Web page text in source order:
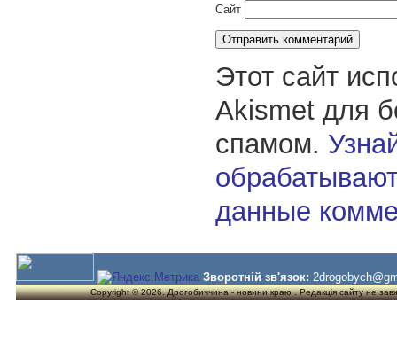
Сайт
Этот сайт
Akismet для
спамом.
данные
Зворотній зв'язок:
Copyright © 2026. Дрогобиччина - новини краю . Редакція сайту не